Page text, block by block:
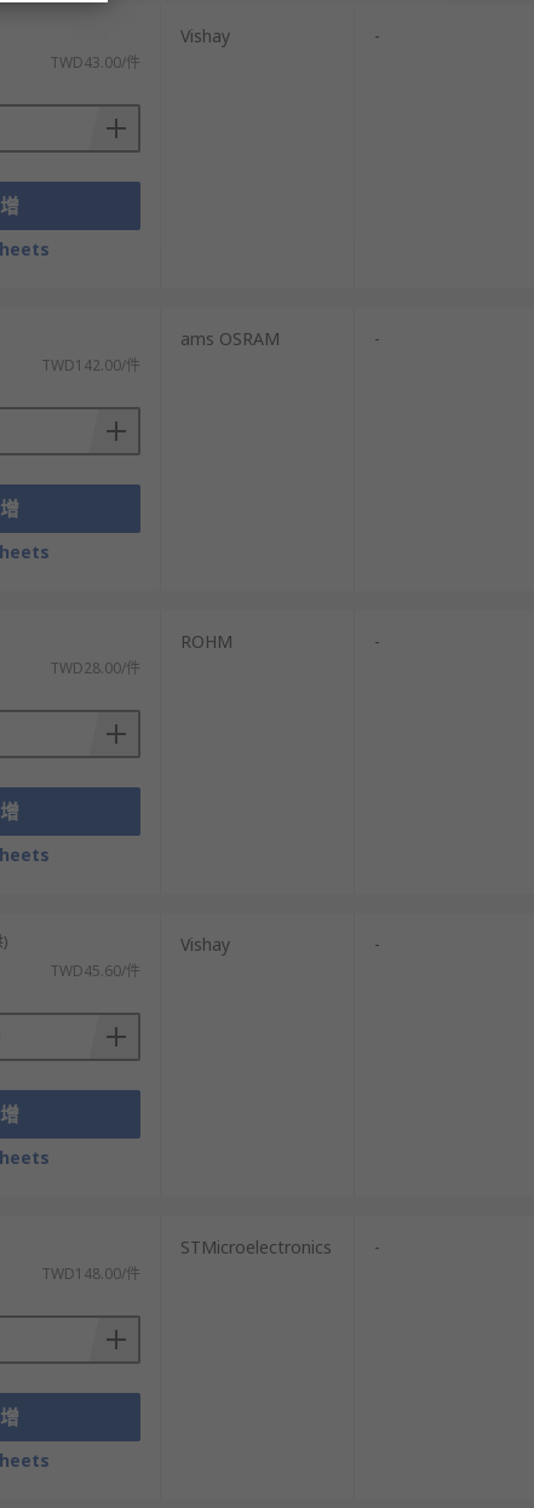
TWD43.00/件
Vishay -
TWD142.00/件
ams OSRAM -
TWD28.00/件
ROHM -
TWD45.60/件
Vishay -
TWD148.00/件
STMicroelectronics -